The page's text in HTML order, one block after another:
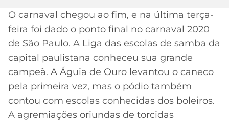
BETBOOM
CÓDIGO
DE
INDICAÇÃO
BET365
CÓDIGO
BETANO
PALMEIRAS
CORINTHIANS
SÃO
PAULO
SANTOS
SÉRIE
A
LIBERTADORES
COPA
DO
BRASIL
ESPORTIVA
MERCADO
DA
BOLA
PALPITES
O carnaval chegou ao fim, e na última terça-
feira foi dado o ponto final no carnaval 2020
de São Paulo. A Liga das escolas de samba da
capital paulistana conheceu sua grande
campeã. A Águia de Ouro levantou o caneco
pela primeira vez, mas o pódio também
contou com escolas conhecidas dos boleiros.
A agremiações oriundas de torcidas